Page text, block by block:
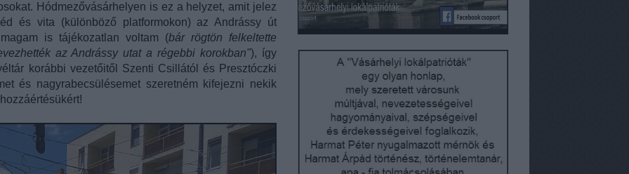
Hódmezővásárhelyen is ez a helyzet, amit jelez
és vita (különböző platformokon) az Andrássy út
is tájékozatlan voltam (bár rögtön felkeltette
az Andrássy utat a régebbi korokban"), így
korábbi vezetőitől Szenti Csillától és Presztóczki
és nagyrabecsülésemet szeretném kifejezni nekik